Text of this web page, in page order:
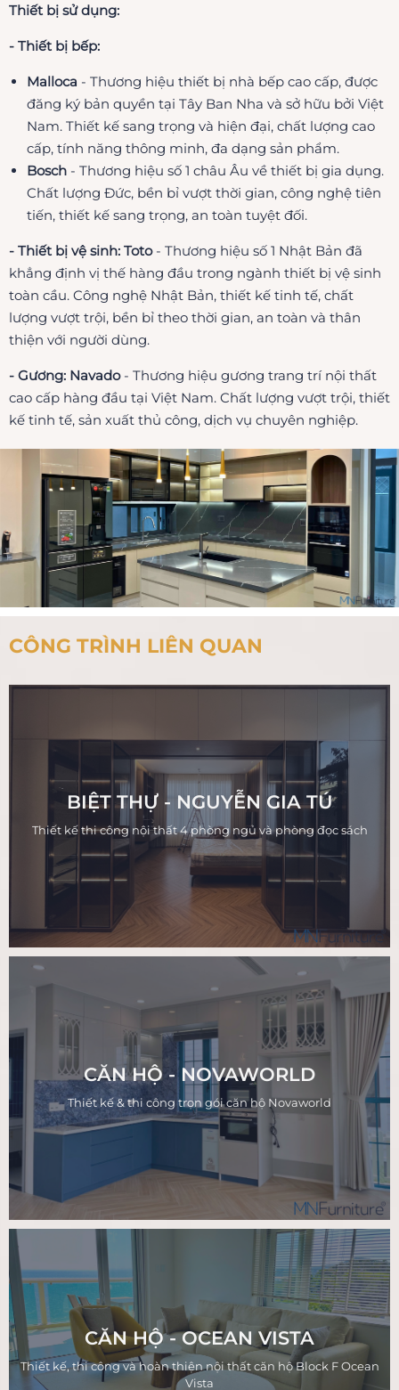
Thiết bị sử dụng:
- Thiết bị bếp:
Malloca - Thương hiệu thiết bị nhà bếp cao cấp, được
đăng ký bản quyền tại Tây Ban Nha và sở hữu bởi Việt
Nam. Thiết kế sang trọng và hiện đại, chất lượng cao
cấp, tính năng thông minh, đa dạng sản phẩm.
Bosch - Thương hiệu số 1 châu Âu về thiết bị gia dụng.
Chất lượng Đức, bền bỉ vượt thời gian, công nghệ tiên
tiến, thiết kế sang trọng, an toàn tuyệt đối.
- Thiết bị vệ sinh: Toto - Thương hiệu số 1 Nhật Bản đã
khẳng định vị thế hàng đầu trong ngành thiết bị vệ sinh
toàn cầu. Công nghệ Nhật Bản, thiết kế tinh tế, chất
lượng vượt trội, bền bỉ theo thời gian, an toàn và thân
thiện với người dùng.
- Gương: Navado - Thương hiệu gương trang trí nội thất
cao cấp hàng đầu tại Việt Nam. Chất lượng vượt trội, thiết
kế tinh tế, sản xuất thủ công, dịch vụ chuyên nghiệp.
CÔNG TRÌNH LIÊN QUAN
BIỆT THỰ - NGUYỄN GIA TÚ
Thiết kế thi công nội thất 4 phòng ngủ và phòng đọc sách
CĂN HỘ - NOVAWORLD
Thiết kế & thi công trọn gói căn hộ Novaworld
CĂN HỘ - OCEAN VISTA
Thiết kế, thi công và hoàn thiện nội thất căn hộ Block F Ocean
Vista